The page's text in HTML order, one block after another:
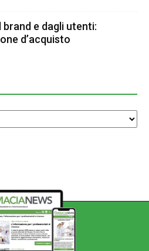
e dagli utenti:
d’acquisto